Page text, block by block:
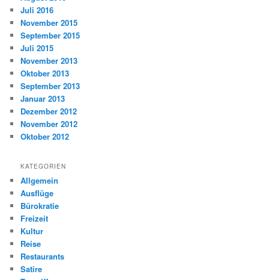
Juli 2016
November 2015
September 2015
Juli 2015
November 2013
Oktober 2013
September 2013
Januar 2013
Dezember 2012
November 2012
Oktober 2012
KATEGORIEN
Allgemein
Ausflüge
Bürokratie
Freizeit
Kultur
Reise
Restaurants
Satire